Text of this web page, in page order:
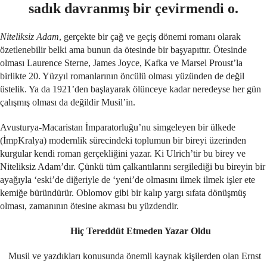
sadık davranmış bir çevirmendi o.
Niteliksiz Adam, gerçekte bir çağ ve geçiş dönemi romanı olarak
özetlenebilir belki ama bunun da ötesinde bir başyapıttır. Ötesinde
olması Laurence Sterne, James Joyce, Kafka ve Marsel Proust’la
birlikte 20. Yüzyıl romanlarının öncülü olması yüzünden de değil
üstelik. Ya da 1921’den başlayarak ölünceye kadar neredeyse her gün
çalışmış olması da değildir Musil’in.
Avusturya-Macaristan İmparatorluğu’nu simgeleyen bir ülkede
(İmpKralya) modernlik sürecindeki toplumun bir bireyi üzerinden
kurgular kendi roman gerçekliğini yazar. Ki Ulrich’tir bu birey ve
Niteliksiz Adam’dır. Çünkü tüm çalkantılarını sergilediği bu bireyin bir
ayağıyla ‘eski’de diğeriyle de ‘yeni’de olmasını ilmek ilmek işler ete
kemiğe büründürür. Oblomov gibi bir kalıp yargı sıfata dönüşmüş
olması, zamanının ötesine akması bu yüzdendir.
Hiç Tereddüt Etmeden Yazar Oldu
Musil ve yazdıkları konusunda önemli kaynak kişilerden olan Ernst